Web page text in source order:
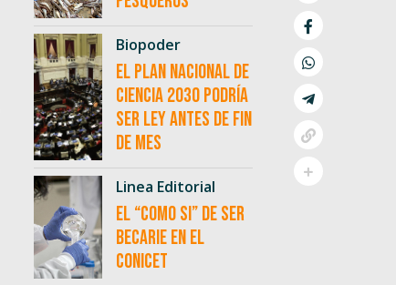
Biopoder
El Plan Nacional de
Ciencia 2030 podría
ser ley antes de fin
de mes
Linea Editorial
El “como si” de ser
becarie en el
CONICET